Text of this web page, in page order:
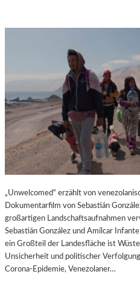
„Unwelcomed“ erzählt von
Dokumentarfilm von Sebastián
großartigen Landschaftsaufnahmen
Sebastián González und Amílcar
ein Großteil der Landesfläche ist
Unsicherheit und politischer
Corona-Epidemie, Venezolaner…